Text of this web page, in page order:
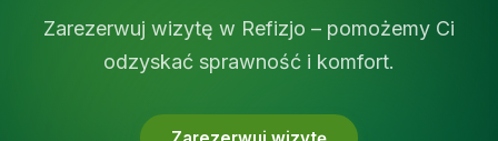
Zarezerwuj wizytę w Refizjo – pomożemy Ci
odzyskać sprawność i komfort.